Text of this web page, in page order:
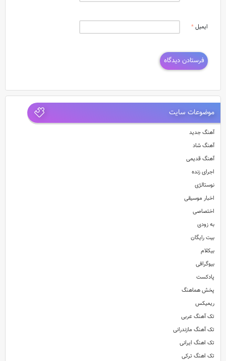
ایمیل*
موضوعات سایت
آهنگ جدید
آهنگ شاد
آهنگ قدیمی
اجرای زنده
نوستالژی
اخبار موسیقی
اختصاصی
به زودی
بیت رایگان
بیکلام
بیوگرافی
پادکست
پخش هماهنگ
ریمیکس
تک آهنگ عربی
تک آهنگ مازندرانی
تک اهنگ ایرانی
تک اهنگ ترکی